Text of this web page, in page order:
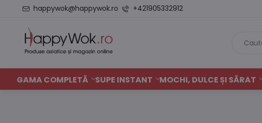
happywok@happywok.ro +421905332912
GAMA COMPLETĂ SUPE INSTANT MOCHI, DULCE ȘI SĂRAT